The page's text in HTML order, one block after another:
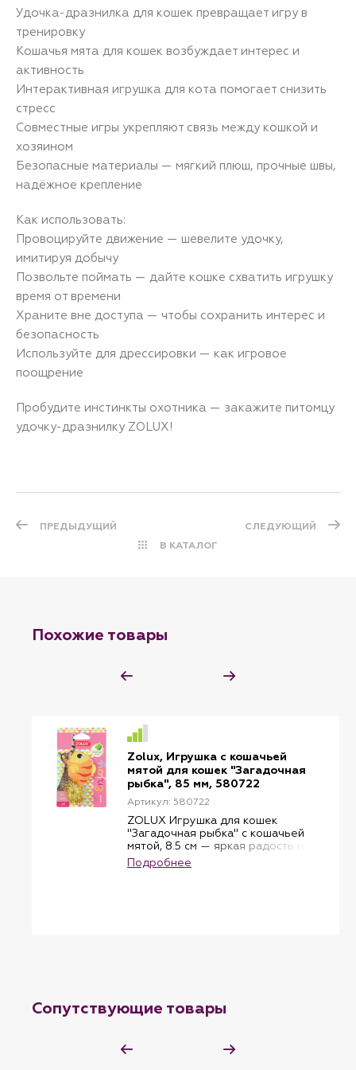
Удочка-дразнилка для кошек превращает игру в
тренировку
Кошачья мята для кошек возбуждает интерес и
активность
Интерактивная игрушка для кота помогает снизить
стресс
Совместные игры укрепляют связь между кошкой и
хозяином
Безопасные материалы — мягкий плюш, прочные швы,
надёжное крепление
Как использовать:
Провоцируйте движение — шевелите удочку,
имитируя добычу
Позвольте поймать — дайте кошке схватить игрушку
время от времени
Храните вне доступа — чтобы сохранить интерес и
безопасность
Используйте для дрессировки — как игровое
поощрение
Пробудите инстинкты охотника — закажите питомцу
удочку-дразнилку ZOLUX!
ПРЕДЫДУЩИЙ
В КАТАЛОГ
СЛЕДУЮЩИЙ
Похожие товары
Zolux, Игрушка с кошачьей
мятой для кошек "Загадочная
рыбка", 85 мм, 580722
Артикул: 580722
ZOLUX Игрушка для кошек
"Загадочная рыбка" с кошачьей
мятой, 8.5 см — яркая радость и
игра без усталости
Французский бренд ZOLUX
вызывает интерес и улучшает
вставки — пробуждают
Подробнее
Сопутствующие товары